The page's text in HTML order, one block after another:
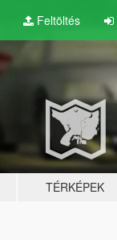
Feltöltés
TÉRKÉPEK